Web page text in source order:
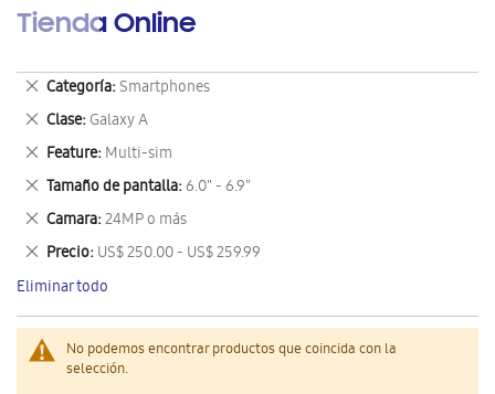
Tienda Online
No podemos encontrar productos que coincida con la
selección.
Categoría Smartphones
Eliminar
este
artículo
Clase Galaxy A
Eliminar
este
artículo
Feature Multi-sim
Eliminar
este
artículo
Tamaño de pantalla 6.0" - 6.9"
Eliminar
este
artículo
Camara 24MP o más
Eliminar
este
artículo
Precio US$ 250.00 - US$ 259.99
Eliminar
este
artículo
Eliminar todo